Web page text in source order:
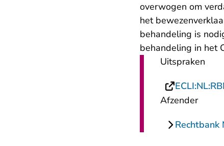
overwogen om
het
behandeling is
behandeling in het
Uitspraken
Afzender